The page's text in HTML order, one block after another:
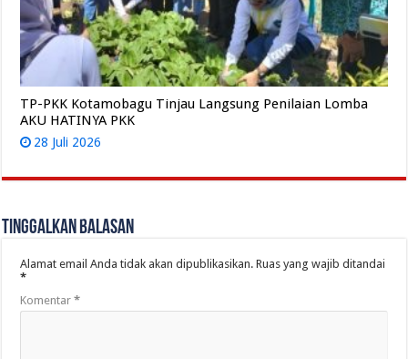
TP-PKK Kotamobagu Tinjau Langsung Penilaian Lomba
AKU HATINYA PKK
28 Juli 2026
Tinggalkan Balasan
Alamat email Anda tidak akan dipublikasikan. Ruas yang wajib ditandai
*
Komentar*